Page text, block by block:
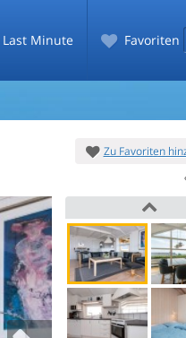
Last Minute Favoriten
Zu Favoriten